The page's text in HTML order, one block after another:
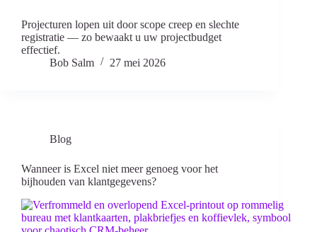
Projecturen lopen uit door scope creep en slechte
registratie — zo bewaakt u uw projectbudget
effectief.
Bob Salm
27 mei 2026
Blog
Wanneer is Excel niet meer genoeg voor het
bijhouden van klantgegevens?